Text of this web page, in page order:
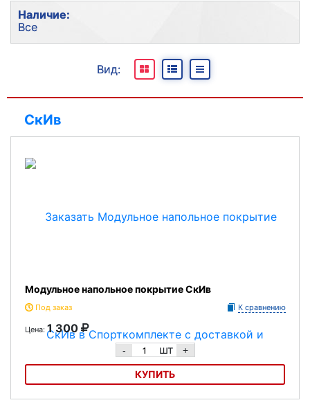
По цене
Без группировки
Бренд
Наличие:
Все
Под заказ
Отсутствуют
Вид:
СкИв
Модульное напольное покрытие СкИв
Под заказ К сравнению
Цена: 1 300
- шт +
КУПИТЬ